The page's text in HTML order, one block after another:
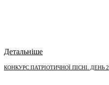
Детальніше
КОНКУРС ПАТРІОТИЧНОЇ ПІСНІ. ДЕНЬ 2